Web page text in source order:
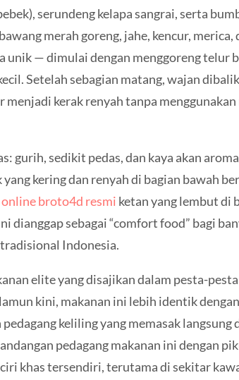
serundeng kelapa sangrai, serta
merah goreng, jahe, kencur, merica,
unik — dimulai dengan menggoreng telur
Setelah sebagian matang, wajan
menjadi kerak renyah tanpa
gurih, sedikit pedas, dan kaya akan
kering dan renyah di bagian bawah
broto4d resmi ketan yang lembut di
dianggap sebagai “comfort food” bagi
Indonesia.
elite yang disajikan dalam pesta-
kini, makanan ini lebih identik
keliling yang memasak langsung
pedagang makanan ini dengan
khas tersendiri, terutama di sekitar